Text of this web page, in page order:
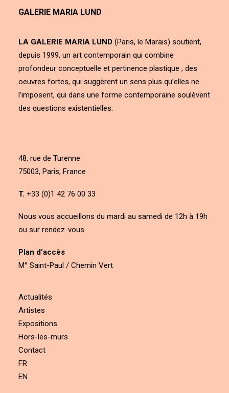
GALERIE MARIA LUND
LA GALERIE MARIA LUND (Paris, le Marais) soutient,
depuis 1999, un art contemporain qui combine
profondeur conceptuelle et pertinence plastique ; des
oeuvres fortes, qui suggèrent un sens plus qu’elles ne
l’imposent, qui dans une forme contemporaine soulèvent
des questions existentielles.
48, rue de Turenne
75003, Paris, France
T. +33 (0)1 42 76 00 33
Nous vous accueillons du mardi au samedi de 12h à 19h
ou sur rendez-vous.
Plan d’accès
M° Saint-Paul / Chemin Vert
Actualités
Artistes
Expositions
Hors-les-murs
Contact
FR
EN